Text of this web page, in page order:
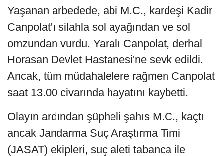
Yaşanan arbedede, abi M.C., kardeşi Kadir
Canpolat'ı silahla sol ayağından ve sol
omzundan vurdu. Yaralı Canpolat, derhal
Horasan Devlet Hastanesi'ne sevk edildi.
Ancak, tüm müdahalelere rağmen Canpolat
saat 13.00 civarında hayatını kaybetti.
Olayın ardından şüpheli şahıs M.C., kaçtı
ancak Jandarma Suç Araştırma Timi
(JASAT) ekipleri, suç aleti tabanca ile